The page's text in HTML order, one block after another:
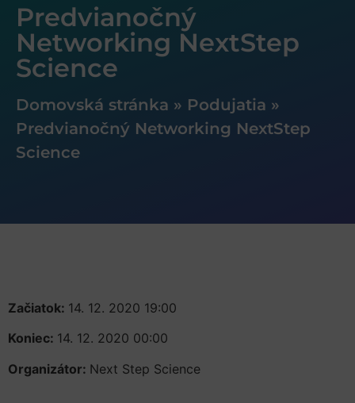
Predvianočný
Networking NextStep
Science
Domovská stránka » Podujatia »
Predvianočný Networking NextStep
Science
Začiatok: 14. 12. 2020 19:00
Koniec: 14. 12. 2020 00:00
Organizátor: Next Step Science